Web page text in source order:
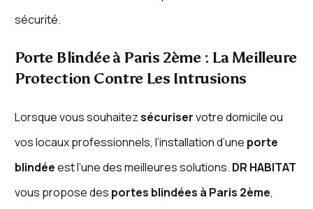
sécurité.
Porte Blindée à Paris 2ème : La Meilleure
Protection Contre Les Intrusions
Lorsque vous souhaitezsécuriservotre domicile ou
vos locaux professionnels, l’installation d’une porte
blindéeest l’une des meilleures solutions. DR HABITAT
vous propose des portes blindées à Paris 2ème,